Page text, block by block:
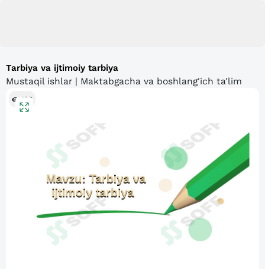
Tarbiya va ijtimoiy tarbiya
Mustaqil ishlar | Maktabgacha va boshlang'ich ta'lim
198